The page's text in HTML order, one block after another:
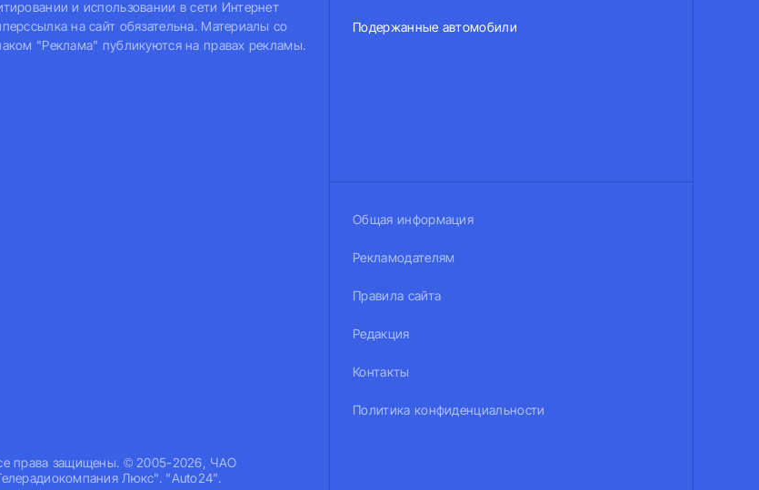
и использовании в сети Интернет
на сайт обязательна. Материалы со
"Реклама" публикуются на правах рекламы.
права защищены. © 2005-2026, ЧАО
Люкс". "Auto24".
Подержанные автомобили
Общая информация
Рекламодателям
Правила сайта
Редакция
Контакты
Политика конфиденциальности